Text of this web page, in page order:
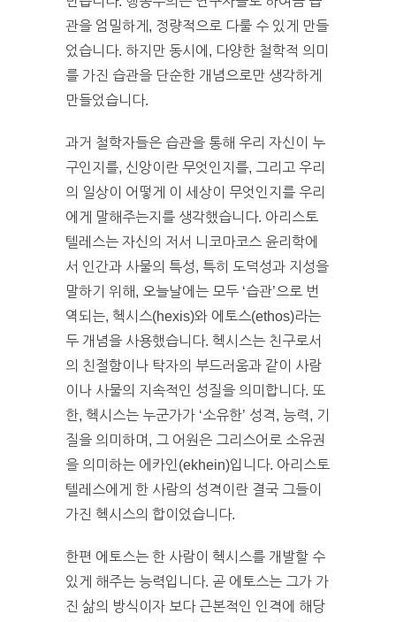
관을 엄밀하게, 정량적으로 다룰 수 있게 만들
었습니다. 하지만 동시에, 다양한 철학적 의미
를 가진 습관을 단순한 개념으로만 생각하게
만들었습니다.
과거 철학자들은 습관을 통해 우리 자신이 누
구인지를, 신앙이란 무엇인지를, 그리고 우리
의 일상이 어떻게 이 세상이 무엇인지를 우리
에게 말해주는지를 생각했습니다. 아리스토
텔레스는 자신의 저서 니코마코스 윤리학에
서 인간과 사물의 특성, 특히 도덕성과 지성을
말하기 위해, 오늘날에는 모두 ‘습관’으로 번
역되는, 헥시스(hexis)와 에토스(ethos)라는
두 개념을 사용했습니다. 헥시스는 친구로서
의 친절함이나 탁자의 부드러움과 같이 사람
이나 사물의 지속적인 성질을 의미합니다. 또
한, 헥시스는 누군가가 ‘소유한’ 성격, 능력, 기
질을 의미하며, 그 어원은 그리스어로 소유권
을 의미하는 에카인(ekhein)입니다. 아리스토
텔레스에게 한 사람의 성격이란 결국 그들이
가진 헥시스의 합이었습니다.
한편 에토스는 한 사람이 헥시스를 개발할 수
있게 해주는 능력입니다. 곧 에토스는 그가 가
진 삶의 방식이자 보다 근본적인 인격에 해당